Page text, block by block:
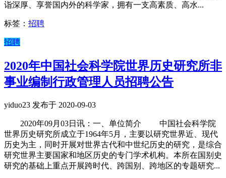
诣深厚、享誉国内外的科学家，拥有一支高素质、高水...
标签： 招聘
招聘
2020年中国社会科学院世界历史研究所非
事业编制行政管理人员招聘公告
yiduo23 发布于 2020-09-03
2020年09月03日讯：一、单位简介 中国社会科学院
世界历史研究所成立于1964年5月，主要以研究世界近、现代
历史为主，同时开展对世界古代和中世纪历史的研究，是综合
研究世界主要国家和地区历史的专门学术机构。本所在国别史
研究的基础上重点开展跨时代、跨国别、跨地区的专题研究...